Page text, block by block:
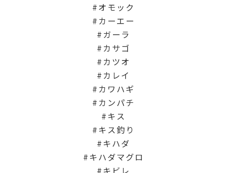
オモック
カーエー
ガーラ
カサゴ
カツオ
カレイ
カワハギ
カンパチ
キス
キス釣り
キハダ
キハダマグロ
キビレ